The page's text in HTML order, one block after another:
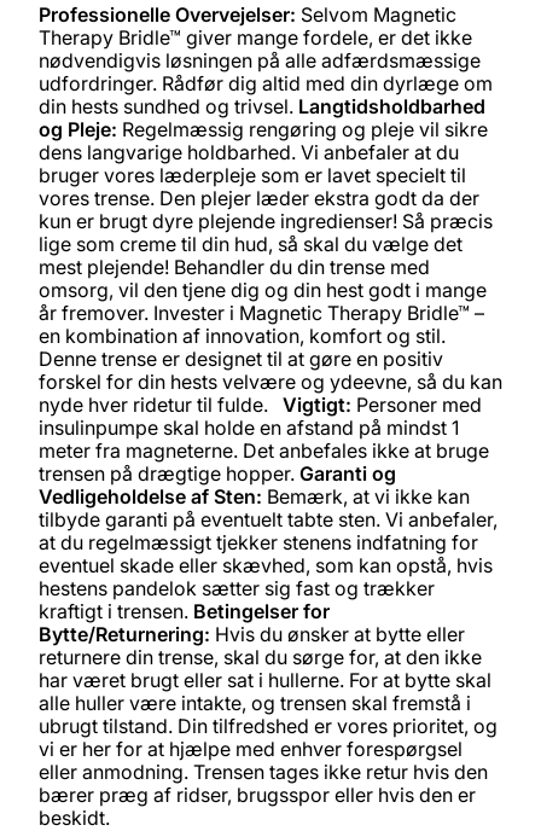
Professionelle Overvejelser: Selvom Magnetic
Therapy Bridle™ giver mange fordele, er det ikke
nødvendigvis løsningen på alle adfærdsmæssige
udfordringer. Rådfør dig altid med din dyrlæge om
din hests sundhed og trivsel. Langtidsholdbarhed
og Pleje: Regelmæssig rengøring og pleje vil sikre
dens langvarige holdbarhed. Vi anbefaler at du
bruger vores læderpleje som er lavet specielt til
vores trense. Den plejer læder ekstra godt da der
kun er brugt dyre plejende ingredienser! Så præcis
lige som creme til din hud, så skal du vælge det
mest plejende! Behandler du din trense med
omsorg, vil den tjene dig og din hest godt i mange
år fremover. Invester i Magnetic Therapy Bridle™ –
en kombination af innovation, komfort og stil.
Denne trense er designet til at gøre en positiv
forskel for din hests velvære og ydeevne, så du kan
nyde hver ridetur til fulde. Vigtigt: Personer med
insulinpumpe skal holde en afstand på mindst 1
meter fra magneterne. Det anbefales ikke at bruge
trensen på drægtige hopper. Garanti og
Vedligeholdelse af Sten: Bemærk, at vi ikke kan
tilbyde garanti på eventuelt tabte sten. Vi anbefaler,
at du regelmæssigt tjekker stenens indfatning for
eventuel skade eller skævhed, som kan opstå, hvis
hestens pandelok sætter sig fast og trækker
kraftigt i trensen. Betingelser for
Bytte/Returnering: Hvis du ønsker at bytte eller
returnere din trense, skal du sørge for, at den ikke
har været brugt eller sat i hullerne. For at bytte skal
alle huller være intakte, og trensen skal fremstå i
ubrugt tilstand. Din tilfredshed er vores prioritet, og
vi er her for at hjælpe med enhver forespørgsel
eller anmodning. Trensen tages ikke retur hvis den
bærer præg af ridser, brugsspor eller hvis den er
beskidt.